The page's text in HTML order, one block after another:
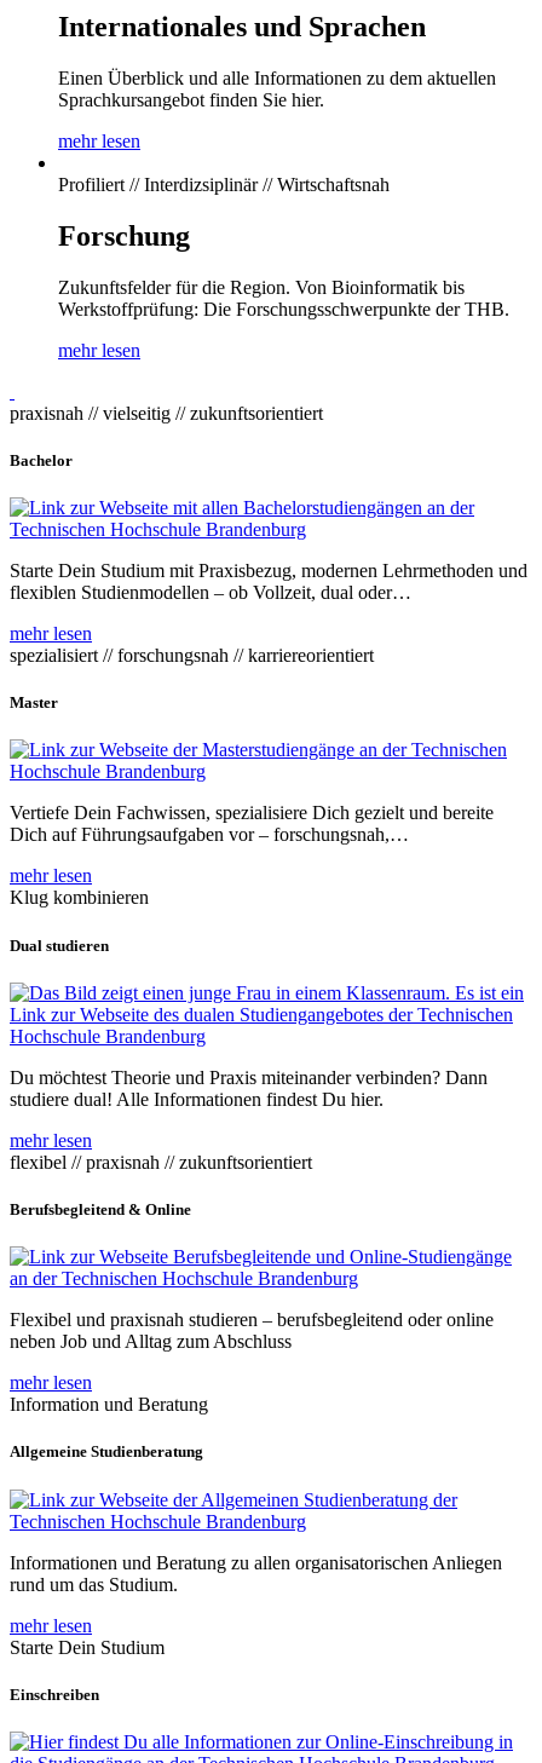
Internationales und Sprachen
Einen Überblick und alle Informationen zu dem aktuellen
Sprachkursangebot finden Sie hier.
mehr lesen
Profiliert // Interdizsiplinär // Wirtschaftsnah
Forschung
Zukunftsfelder für die Region. Von Bioinformatik bis
Werkstoffprüfung: Die Forschungsschwerpunkte der THB.
mehr lesen
praxisnah // vielseitig // zukunftsorientiert
Bachelor
Starte Dein Studium mit Praxisbezug, modernen Lehrmethoden und
flexiblen Studienmodellen – ob Vollzeit, dual oder…
mehr lesen
spezialisiert // forschungsnah // karriereorientiert
Master
Vertiefe Dein Fachwissen, spezialisiere Dich gezielt und bereite
Dich auf Führungsaufgaben vor – forschungsnah,…
mehr lesen
Klug kombinieren
Dual studieren
Du möchtest Theorie und Praxis miteinander verbinden? Dann
studiere dual! Alle Informationen findest Du hier.
mehr lesen
flexibel // praxisnah // zukunftsorientiert
Berufsbegleitend & Online
Flexibel und praxisnah studieren – berufsbegleitend oder online
neben Job und Alltag zum Abschluss
mehr lesen
Information und Beratung
Allgemeine Studienberatung
Informationen und Beratung zu allen organisatorischen Anliegen
rund um das Studium.
mehr lesen
Starte Dein Studium
Einschreiben